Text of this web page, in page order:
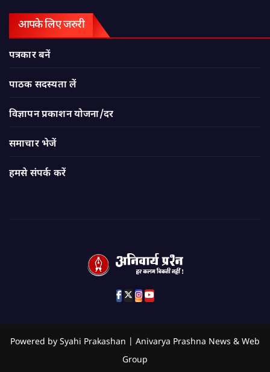
आपके लिए जरुरी
पत्रकार बनें
पाठक सदस्यता लें
विज्ञापन प्रकाशन योजना/दर
समाचार भेजें
हमसे संपर्क करें
Powered by Syahi Prakashan | Anivarya Prashna News & Web
Group